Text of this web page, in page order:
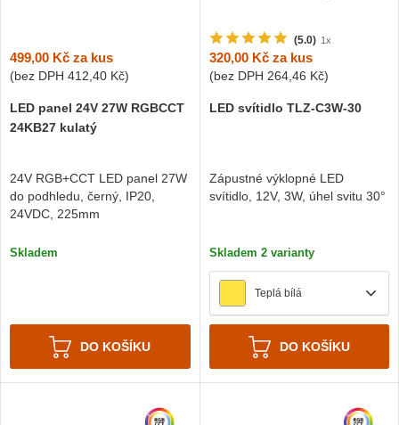
499,00 Kč za kus
(bez DPH 412,40 Kč)
LED panel 24V 27W RGBCCT
24KB27 kulatý
24V RGB+CCT LED panel 27W
do podhledu, černý, IP20,
24VDC, 225mm
Skladem
DO KOŠÍKU
(5.0) 1x
320,00 Kčza kus
(bez DPH 264,46 Kč)
LED svítidlo TLZ-C3W-30
Zápustné výklopné LED
svítidlo, 12V, 3W, úhel svitu 30°
Skladem 2 varianty
Teplá bílá
DO KOŠÍKU